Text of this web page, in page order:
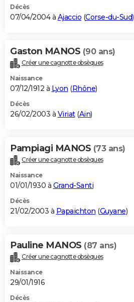
Décès
07/04/2004 à Ajaccio (Corse-du-Sud)
Gaston MANOS (90 ans)
Créer une cagnotte obsèques
Naissance
07/12/1912 à Lyon (Rhône)
Décès
26/02/2003 à Viriat(Ain)
Pampiagi MANOS (73 ans)
Créer une cagnotte obsèques
Naissance
01/01/1930 à Grand-Santi
Décès
21/02/2003 à Papaichton (Guyane)
Pauline MANOS (87 ans)
Créer une cagnotte obsèques
Naissance
29/01/1916
Décès